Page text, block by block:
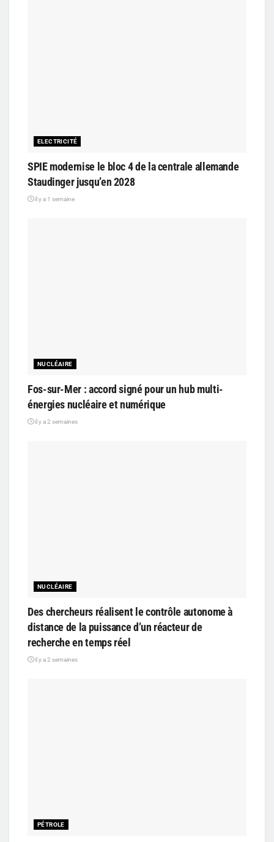
ELECTRICITÉ
SPIE modernise le bloc 4 de la centrale allemande
Staudinger jusqu’en 2028
il y a 1 semaine
NUCLÉAIRE
Fos-sur-Mer : accord signé pour un hub multi-
énergies nucléaire et numérique
il y a 2 semaines
NUCLÉAIRE
Des chercheurs réalisent le contrôle autonome à
distance de la puissance d’un réacteur de
recherche en temps réel
il y a 2 semaines
PÉTROLE